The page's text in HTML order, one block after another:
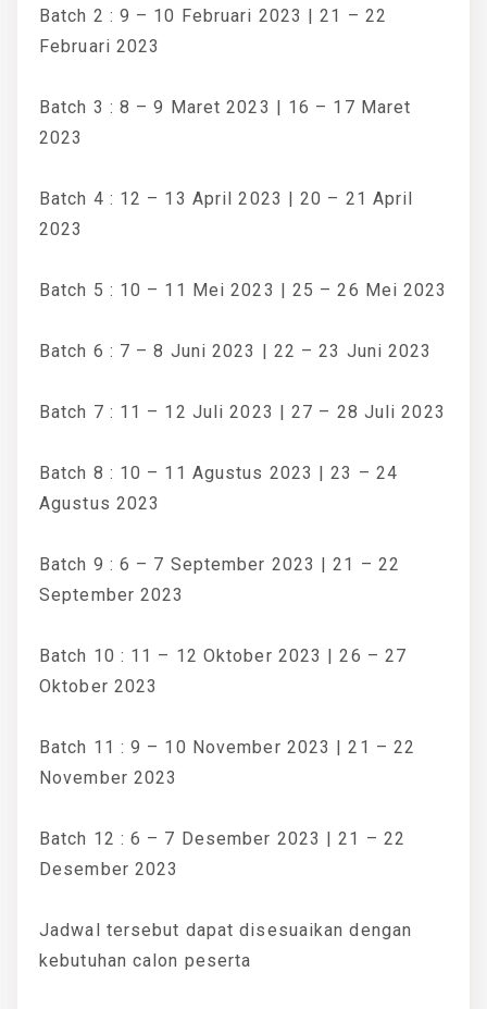
Batch 2 : 9 – 10 Februari 2023 | 21 – 22
Februari 2023
Batch 3 : 8 – 9 Maret 2023 | 16 – 17 Maret
2023
Batch 4 : 12 – 13 April 2023 | 20 – 21 April
2023
Batch 5 : 10 – 11 Mei 2023 | 25 – 26 Mei 2023
Batch 6 : 7 – 8 Juni 2023 | 22 – 23 Juni 2023
Batch 7 : 11 – 12 Juli 2023 | 27 – 28 Juli 2023
Batch 8 : 10 – 11 Agustus 2023 | 23 – 24
Agustus 2023
Batch 9 : 6 – 7 September 2023 | 21 – 22
September 2023
Batch 10 : 11 – 12 Oktober 2023 | 26 – 27
Oktober 2023
Batch 11 : 9 – 10 November 2023 | 21 – 22
November 2023
Batch 12 : 6 – 7 Desember 2023 | 21 – 22
Desember 2023
Jadwal tersebut dapat disesuaikan dengan
kebutuhan calon peserta